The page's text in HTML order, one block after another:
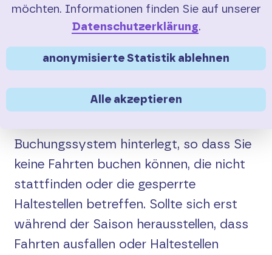
FAQ
Saisonübersicht
Raderlebniskarte
Vor Fahrtantritt
Elektroräder
Verkehrs­meldungen
Manchmal kommt es vor, dass
Umleitungen oder Fahrtausfälle sorgen.
Buchungssystem hinterlegt, so dass Sie
keine Fahrten buchen können, die nicht
stattfinden oder die gesperrte
Haltestellen betreffen. Sollte sich erst
während der Saison herausstellen, dass
Fahrten ausfallen oder Haltestellen
möchten. Informationen finden Sie auf unserer
Datenschutzerklärung.
anonymisierte Statistik ablehnen
Alle akzeptieren